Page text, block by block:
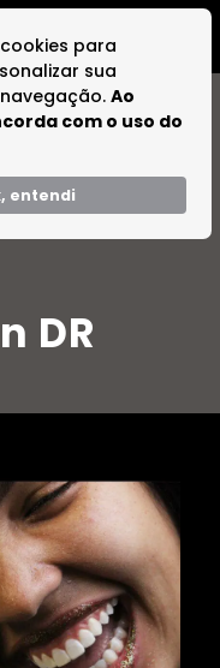
para
sua
Ao
com o uso do
entendi
DR